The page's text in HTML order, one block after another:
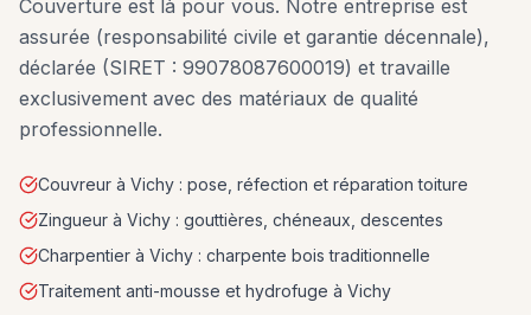
Couverture est là pour vous. Notre entreprise est
assurée (responsabilité civile et garantie décennale),
déclarée (SIRET : 99078087600019) et travaille
exclusivement avec des matériaux de qualité
professionnelle.
Couvreur à Vichy : pose, réfection et réparation toiture
Zingueur à Vichy : gouttières, chéneaux, descentes
Charpentier à Vichy : charpente bois traditionnelle
Traitement anti-mousse et hydrofuge à Vichy